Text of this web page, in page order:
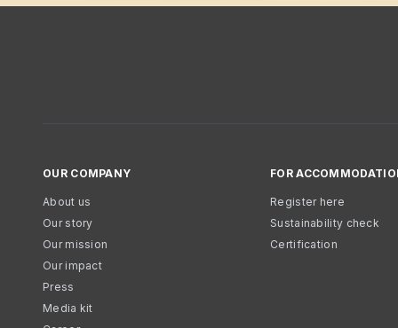
OUR COMPANY
About us
Our story
Our mission
Our impact
Press
Media kit
FOR
Register here
Sustainability check
Certification